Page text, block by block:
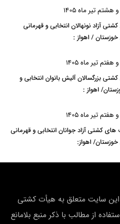
تير ماه 1405
آزاد نونهالان انتخابی و قهرمانی
/ اهواز :
تير ماه 1405
بزرگسالان آلیش بانوان انتخابی و
اهواز :
تير ماه 1405
های کشتی آزاد جوانان انتخابی و قهرمانی
اهواز:
سایت متعلق به هیأت كشتی
از مطالب با ذکر منبع بلامانع